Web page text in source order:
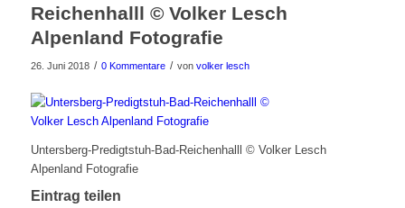
Reichenhalll © Volker Lesch
Alpenland Fotografie
26. Juni 2018 / 0 Kommentare / von volker lesch
Untersberg-Predigtstuh-Bad-Reichenhalll © Volker Lesch
Alpenland Fotografie
Eintrag teilen